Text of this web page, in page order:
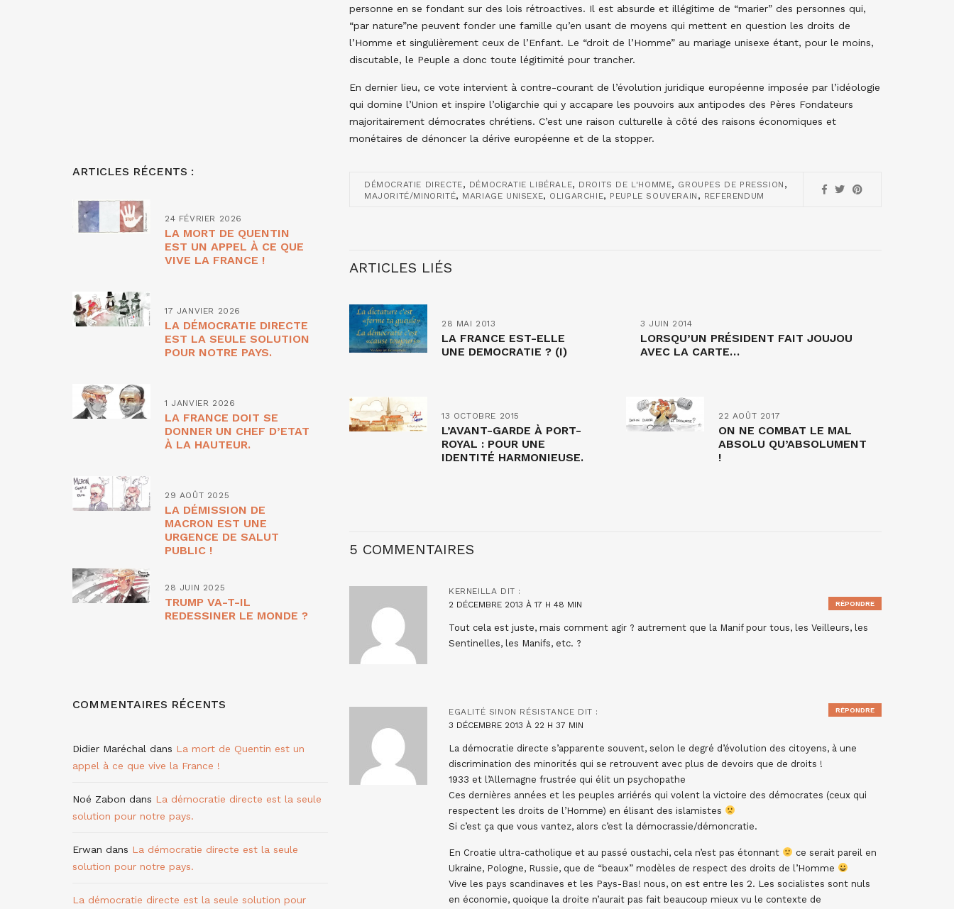
personne en se fondant sur des lois rétroactives. Il est absurde et illégitime de “marier” des personnes qui,
“par nature”ne peuvent fonder une famille qu’en usant de moyens qui mettent en question les droits de
l’Homme et singulièrement ceux de l’Enfant. Le “droit de l’Homme” au mariage unisexe étant, pour le moins,
discutable, le Peuple a donc toute légitimité pour trancher.
En dernier lieu, ce vote intervient à contre-courant de l’évolution juridique européenne imposée par l’idéologie
qui domine l’Union et inspire l’oligarchie qui y accapare les pouvoirs aux antipodes des Pères Fondateurs
majoritairement démocrates chrétiens. C’est une raison culturelle à côté des raisons économiques et
monétaires de dénoncer la dérive européenne et de la stopper.
DÉMOCRATIE DIRECTE, DÉMOCRATIE LIBÉRALE, DROITS DE L'HOMME, GROUPES DE PRESSION ,
MAJORITÉ/MINORITÉ, MARIAGE UNISEXE, OLIGARCHIE, PEUPLE SOUVERAIN , REFERENDUM
ARTICLES LIÉS
28 MAI 2013
LA FRANCE EST-ELLE
UNE DEMOCRATIE ? (I)
3 JUIN 2014
LORSQU’UN PRÉSIDENT FAIT JOUJOU
AVEC LA CARTE…
13 OCTOBRE 2015
L’AVANT-GARDE À PORT-
ROYAL : POUR UNE
IDENTITÉ HARMONIEUSE.
22 AOÛT 2017
ON NE COMBAT LE MAL
ABSOLU QU’ABSOLUMENT
!
5 COMMENTAIRES
KERNEILLA DIT :
2 DÉCEMBRE 2013 À 17 H 48 MIN
Tout cela est juste, mais comment agir ? autrement que la Manif pour tous, les Veilleurs, les
Sentinelles, les Manifs, etc. ?
RÉPONDRE
EGALITÉ SINON RÉSISTANCE DIT :
3 DÉCEMBRE 2013 À 22 H 37 MIN
La démocratie directe s’apparente souvent, selon le degré d’évolution des citoyens, à une
discrimination des minorités qui se retrouvent avec plus de devoirs que de droits !
1933 et l’Allemagne frustrée qui élit un psychopathe
Ces dernières années et les peuples arriérés qui volent la victoire des démocrates (ceux qui
respectent les droits de l’Homme) en élisant des islamistes
Si c’est ça que vous vantez, alors c’est la démocrassie/démoncratie.
En Croatie ultra-catholique et au passé oustachi, cela n’est pas étonnant
ce serait pareil en
Ukraine, Pologne, Russie, que de “beaux” modèles de respect des droits de l’Homme
Vive les pays scandinaves et les Pays-Bas! nous, on est entre les 2. Les socialistes sont nuls
en économie, quoique la droite n’aurait pas fait beaucoup mieux vu le contexte de
RÉPONDRE
ARTICLES RÉCENTS :
24 FÉVRIER 2026
LA MORT DE QUENTIN
EST UN APPEL À CE QUE
VIVE LA FRANCE !
17 JANVIER 2026
LA DÉMOCRATIE DIRECTE
EST LA SEULE SOLUTION
POUR NOTRE PAYS.
1 JANVIER 2026
LA FRANCE DOIT SE
DONNER UN CHEF D’ETAT
À LA HAUTEUR.
29 AOÛT 2025
LA DÉMISSION DE
MACRON EST UNE
URGENCE DE SALUT
PUBLIC !
28 JUIN 2025
TRUMP VA-T-IL
REDESSINER LE MONDE ?
COMMENTAIRES RÉCENTS
Didier Maréchal dans La mort de Quentin est un
appel à ce que vive la France !
Noé Zabon dans La démocratie directe est la seule
solution pour notre pays.
Erwan dans La démocratie directe est la seule
solution pour notre pays.
La démocratie directe est la seule solution pour